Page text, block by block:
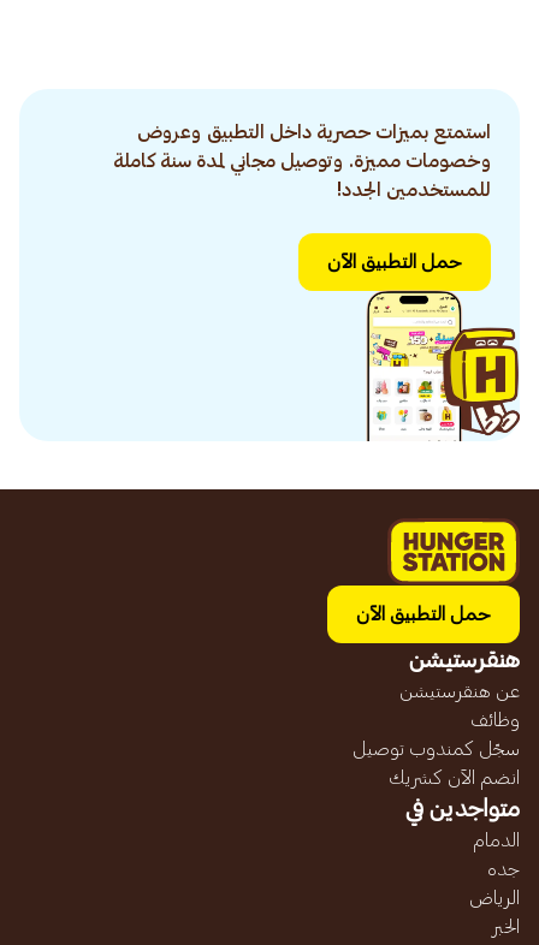
استمتع بميزات حصرية داخل التطبيق وعروض
وخصومات مميزة. وتوصيل مجاني لمدة سنة كاملة
للمستخدمين الجدد!
حمل التطبيق الآن
حمل التطبيق الآن
هنقرستيشن
عن هنقرستيشن
وظائف
سجّل كمندوب توصيل
انضم الآن كشريك
متواجدين في
الدمام
جده
الرياض
الخبر